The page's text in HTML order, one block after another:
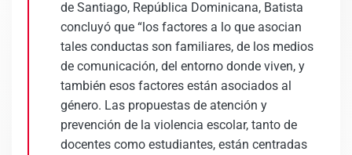
de Santiago, República Dominicana, Batista
concluyó que “los factores a lo que asocian
tales conductas son familiares, de los medios
de comunicación, del entorno donde viven, y
también esos factores están asociados al
género. Las propuestas de atención y
prevención de la violencia escolar, tanto de
docentes como estudiantes, están centradas